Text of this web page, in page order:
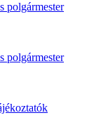
polgármester
polgármester